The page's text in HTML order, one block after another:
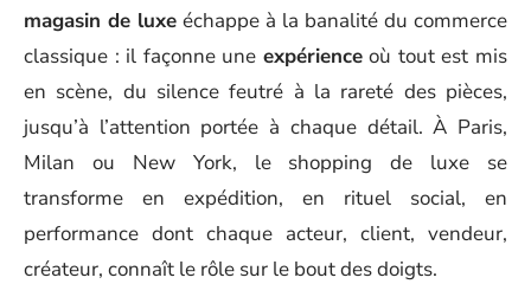
magasin de luxe échappe à la banalité du commerce
classique : il façonne une expérienceoù tout est mis
en scène, du silence feutré à la rareté des pièces,
jusqu’à l’attention portée à chaque détail. À Paris,
Milan ou New York, le shopping de luxe se
transforme en expédition, en rituel social, en
performance dont chaque acteur, client, vendeur,
créateur, connaît le rôle sur le bout des doigts.